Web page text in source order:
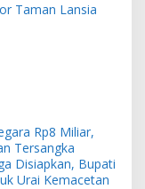
Taman Lansia
Rp8 Miliar,
Tersangka
Disiapkan, Bupati
Urai Kemacetan